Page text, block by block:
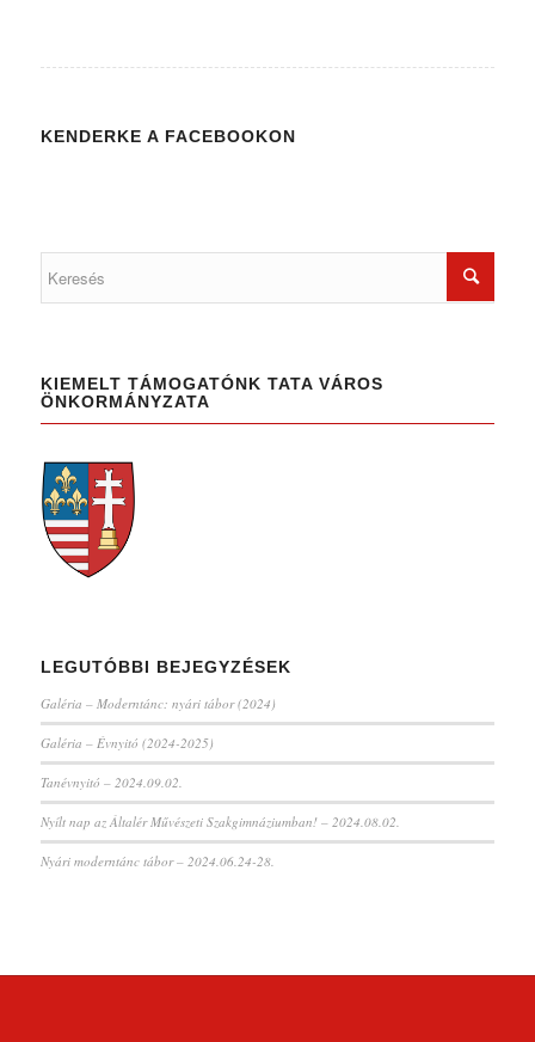
KENDERKE A FACEBOOKON
KIEMELT TÁMOGATÓNK TATA VÁROS
ÖNKORMÁNYZATA
LEGUTÓBBI BEJEGYZÉSEK
Galéria – Moderntánc: nyári tábor (2024)
Galéria – Évnyitó (2024-2025)
Tanévnyitó – 2024.09.02.
Nyílt nap az Általér Művészeti Szakgimnáziumban! – 2024.08.02.
Nyári moderntánc tábor – 2024.06.24-28.